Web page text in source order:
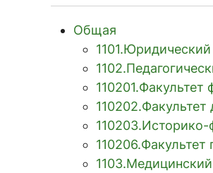
Общая
1101.Юридический
110201.Факультет
110203.Историко-
110206.Факультет